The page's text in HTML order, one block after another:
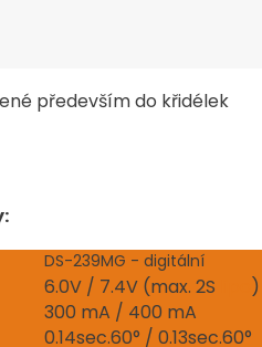
především do křidélek
DS-239MG - digitální
6.0V / 7.4V (max. 2S
)
300 mA / 400 mA
0.14sec.60° / 0.13sec.60°